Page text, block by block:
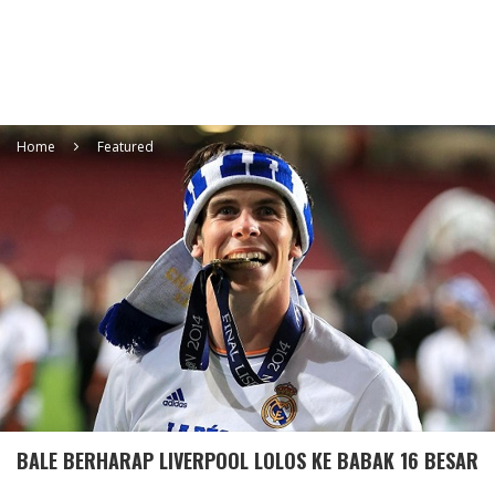
Home Featured
BALE BERHARAP LIVERPOOL LOLOS KE BABAK 16 BESAR